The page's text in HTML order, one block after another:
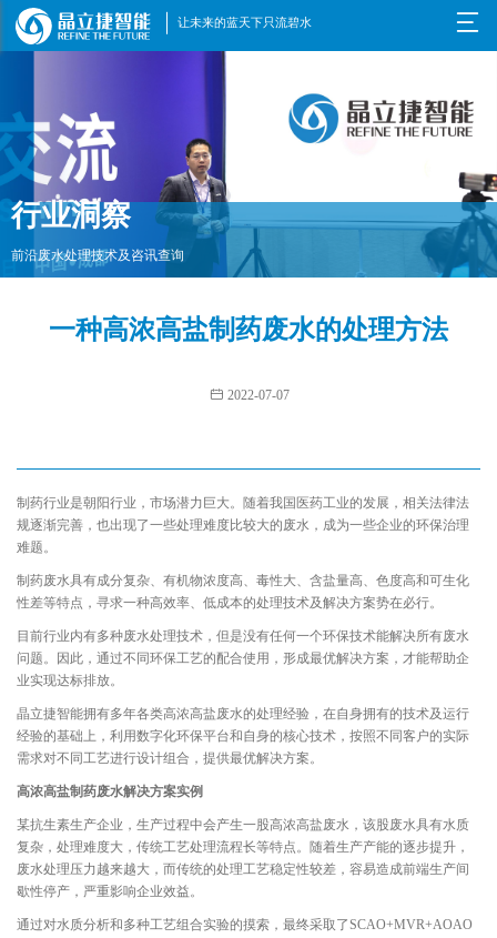
让未来的蓝天下只流碧水 
行业洞察
前沿废水处理技术及咨讯查询
一种高浓高盐制药废水的处理方法
 2022-07-07
制药行业是朝阳行业，市场潜力巨大。随着我国医药工业的发展，相关法律法
规逐渐完善，也出现了一些处理难度比较大的废水，成为一些企业的环保治理
难题。
制药废水具有成分复杂、有机物浓度高、毒性大、含盐量高、色度高和可生化
性差等特点，寻求一种高效率、低成本的处理技术及解决方案势在必行。
目前行业内有多种废水处理技术，但是没有任何一个环保技术能解决所有废水
问题。因此，通过不同环保工艺的配合使用，形成最优解决方案，才能帮助企
业实现达标排放。
晶立捷智能拥有多年各类高浓高盐废水的处理经验，在自身拥有的技术及运行
经验的基础上，利用数字化环保平台和自身的核心技术，按照不同客户的实际
需求对不同工艺进行设计组合，提供最优解决方案。
高浓高盐制药废水解决方案实例
某抗生素生产企业，生产过程中会产生一股高浓高盐废水，该股废水具有水质
复杂，处理难度大，传统工艺处理流程长等特点。随着生产产能的逐步提升，
废水处理压力越来越大，而传统的处理工艺稳定性较差，容易造成前端生产间
歇性停产，严重影响企业效益。
通过对水质分析和多种工艺组合实验的摸索，最终采取了SCAO+MVR+AOAO